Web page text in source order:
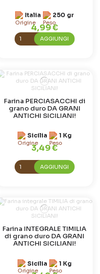
Italia 250 gr
4,99 €
AGGIUNGI
Farina PERCIASACCHI di
grano duro DA GRANI
ANTICHI SICILIANI!
Sicilia 1 Kg
3,49 €
AGGIUNGI
Farina INTEGRALE TIMILIA
di grano duro DA GRANI
ANTICHI SICILIANI!
Sicilia 1 Kg